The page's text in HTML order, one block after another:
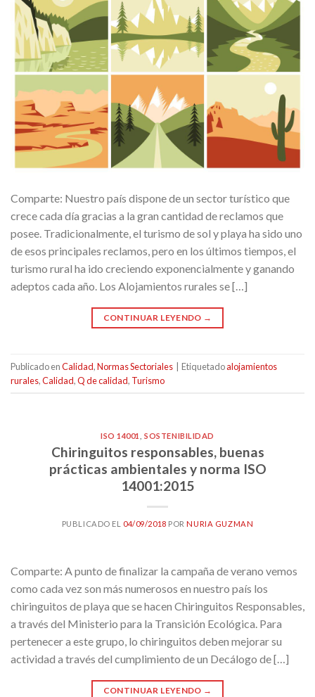
Comparte: Nuestro país dispone de un sector turístico que
crece cada día gracias a la gran cantidad de reclamos que
posee. Tradicionalmente, el turismo de sol y playa ha sido uno
de esos principales reclamos, pero en los últimos tiempos, el
turismo rural ha ido creciendo exponencialmente y ganando
adeptos cada año. Los Alojamientos rurales se […]
CONTINUAR LEYENDO →
Publicado enCalidad,Normas Sectoriales Etiquetadoalojamientos
rurales,Calidad,Q de calidad, Turismo
ISO 14001 ,SOSTENIBILIDAD
Chiringuitos responsables, buenas
prácticas ambientales y norma ISO
14001:2015
PUBLICADO EL 04/09/2018 PORNURIA GUZMAN
Comparte: A punto de finalizar la campaña de verano vemos
como cada vez son más numerosos en nuestro país los
chiringuitos de playa que se hacen Chiringuitos Responsables,
a través del Ministerio para la Transición Ecológica. Para
pertenecer a este grupo, lo chiringuitos deben mejorar su
actividad a través del cumplimiento de un Decálogo de […]
CONTINUAR LEYENDO →